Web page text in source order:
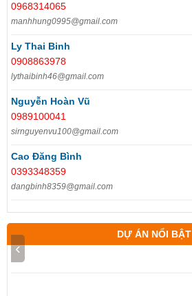
0968314065
manhhung0995@gmail.com
Ly Thai Binh
0908863978
lythaibinh46@gmail.com
Nguyễn Hoàn Vũ
0989100041
sirnguyenvu100@gmail.com
Cao Đăng Bình
0393348359
dangbinh8359@gmail.com
DỰ ÁN NỔI BẬT
‹